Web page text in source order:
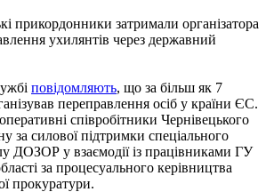
прикордонники затримали організатора
ухилянтів через державний
повідомляють, що за більш як 7
переправлення осіб у країни ЄС.
співробітники Чернівецького
за силової підтримки спеціального
ДОЗОР у взаємодії із працівниками ГУ
за процесуального керівництва
прокуратури.